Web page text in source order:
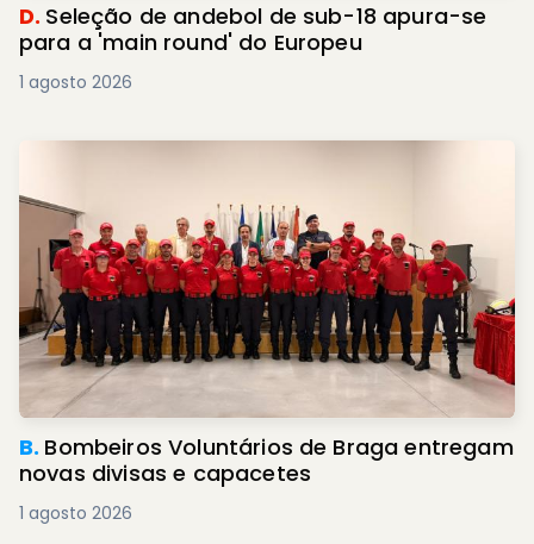
D. Seleção de andebol de sub-18 apura-se
para a 'main round' do Europeu
1 agosto 2026
B. Bombeiros Voluntários de Braga entregam
novas divisas e capacetes
1 agosto 2026